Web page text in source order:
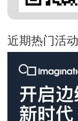
近期热门活动